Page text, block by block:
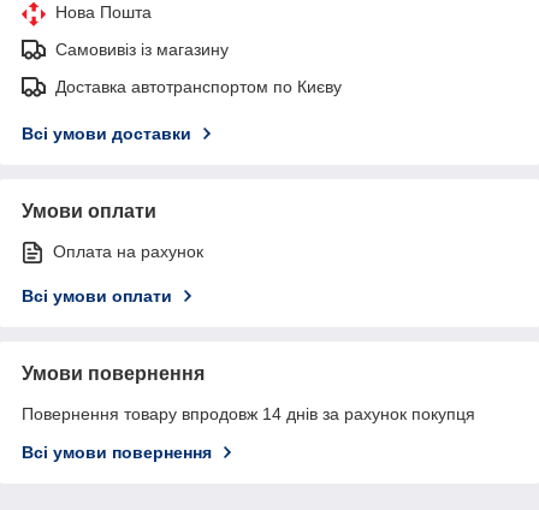
Нова Пошта
Самовивіз із магазину
Доставка автотранспортом по Києву
Всі умови доставки
Умови оплати
Оплата на рахунок
Всі умови оплати
Умови повернення
Повернення товару впродовж 14 днів за рахунок покупця
Всі умови повернення